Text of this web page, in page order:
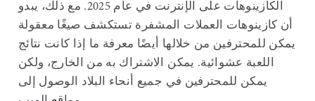
الكازينوهات على الإنترنت في عام 2025. مع ذلك، يبدو
أن كازينوهات العملات المشفرة تستكشف صيغًا معقولة
يمكن للمحترفين من خلالها أيضًا معرفة ما إذا كانت نتائج
اللعبة عشوائية. يمكن الاشتراك به من الخارج، ولكن
يمكن للمحترفين في جميع أنحاء البلاد الوصول إلى